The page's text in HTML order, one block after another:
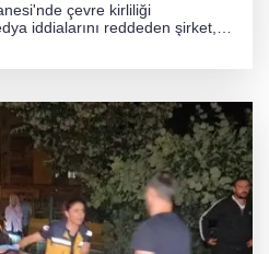
çevre kirliliği
iddialarını reddeden şirket,